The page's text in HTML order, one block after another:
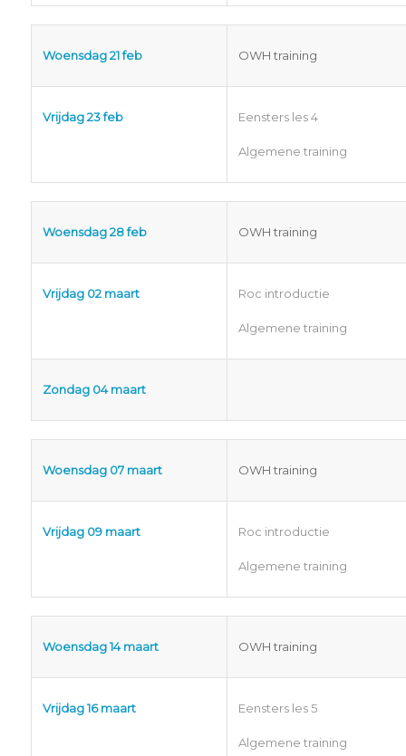
Woensdag 21 feb OWH training
Vrijdag 23 feb Eensters les 4
Algemene training
Woensdag 28 feb OWH training
Vrijdag 02 maart Roc introductie
Algemene training
Zondag 04 maart
Woensdag 07 maart OWH training
Vrijdag 09 maart Roc introductie
Algemene training
Woensdag 14 maart OWH training
Vrijdag 16 maart Eensters les 5
Algemene training